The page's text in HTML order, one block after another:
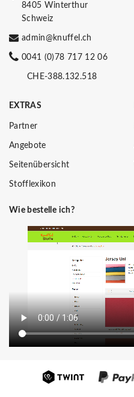
8405 Winterthur
Schweiz
admin@knuffel.ch
0041 (0)78 717 12 06
CHE-388.132.518
EXTRAS
Partner
Angebote
Seitenübersicht
Stofflexikon
Wie bestelle ich?